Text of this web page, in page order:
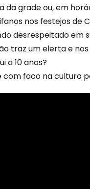
da grade ou, em
nos festejos de
desrespeitado em
traz um elerta e
a 10 anos?
com foco na cultura